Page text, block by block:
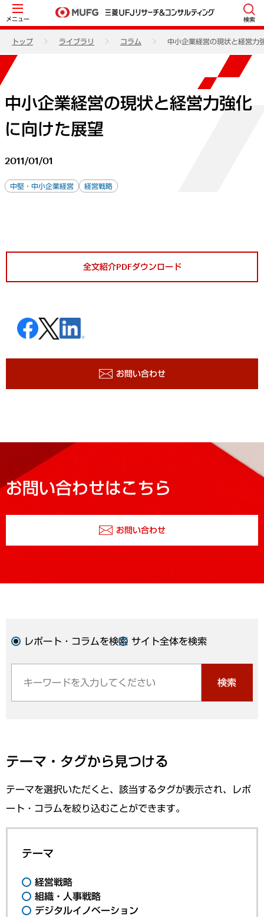
メニュー 検索
トップ ライブラリ コラム 中小企業経営の現状と経営力
中小企業経営の現状と経営力強化
に向けた展望
2011/01/01
中堅・中小企業経営 経営戦略
全文紹介PDFダウンロード
お問い合わせ
お問い合わせはこちら
お問い合わせ
レポート・コラムを検索 サイト全体を検索
検索
テーマ・タグから見つける
テーマを選択いただくと、該当するタグが表示され、レポ
ート・コラムを絞り込むことができます。
テーマ
経営戦略
組織・人事戦略
デジタルイノベーション